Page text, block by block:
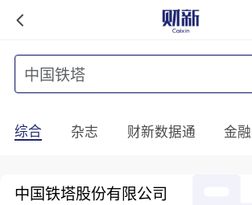
综合 杂志 财新数据通 金
中国铁塔股份有限公司